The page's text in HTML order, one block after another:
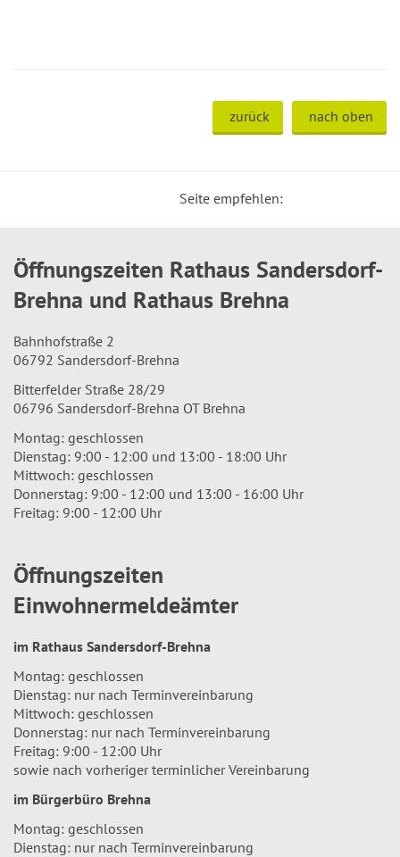
zurück nach oben
Seite empfehlen:
Öffnungszeiten Rathaus Sandersdorf-
Brehna und Rathaus Brehna
Bahnhofstraße 2
06792 Sandersdorf-Brehna
Bitterfelder Straße 28/29
06796 Sandersdorf-Brehna OT Brehna
Montag: geschlossen
Dienstag: 9:00 - 12:00 und 13:00 - 18:00 Uhr
Mittwoch: geschlossen
Donnerstag: 9:00 - 12:00 und 13:00 - 16:00 Uhr
Freitag: 9:00 - 12:00 Uhr
Öffnungszeiten
Einwohnermeldeämter
im Rathaus Sandersdorf-Brehna
Montag: geschlossen
Dienstag: nur nach Terminvereinbarung
Mittwoch: geschlossen
Donnerstag: nur nach Terminvereinbarung
Freitag: 9:00 - 12:00 Uhr
sowie nach vorheriger terminlicher Vereinbarung
im Bürgerbüro Brehna
Montag: geschlossen
Dienstag: nur nach Terminvereinbarung